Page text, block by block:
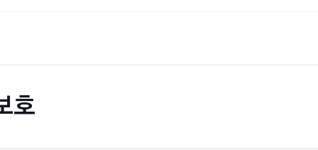
호